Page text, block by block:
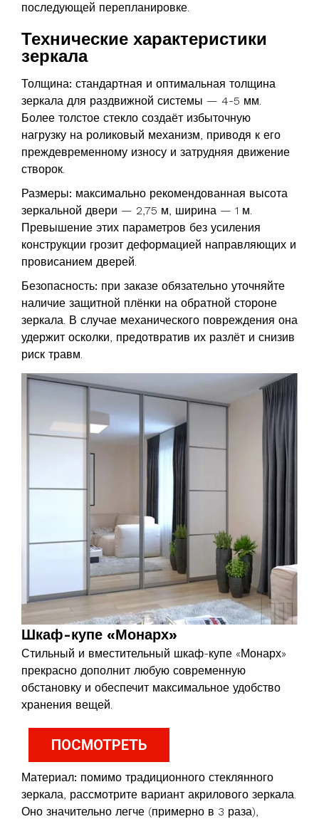
последующей перепланировке.
Технические характеристики
зеркала
Толщина: стандартная и оптимальная толщина
зеркала для раздвижной системы — 4-5 мм.
Более толстое стекло создаёт избыточную
нагрузку на роликовый механизм, приводя к его
преждевременному износу и затрудняя движение
створок.
Размеры: максимально рекомендованная высота
зеркальной двери — 2,75 м, ширина — 1 м.
Превышение этих параметров без усиления
конструкции грозит деформацией направляющих и
провисанием дверей.
Безопасность: при заказе обязательно уточняйте
наличие защитной плёнки на обратной стороне
зеркала. В случае механического повреждения она
удержит осколки, предотвратив их разлёт и снизив
риск травм.
Шкаф-купе «Монарх»
Стильный и вместительный шкаф-купе «Монарх»
прекрасно дополнит любую современную
обстановку и обеспечит максимальное удобство
хранения вещей.
ПОСМОТРЕТЬ
Материал: помимо традиционного стеклянного
зеркала, рассмотрите вариант акрилового зеркала.
Оно значительно легче (примерно в 3 раза),